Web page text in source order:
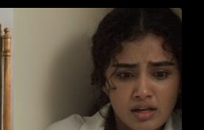
അനുപമ പരമേശ്വരൻ;
ട്രെയിലർ